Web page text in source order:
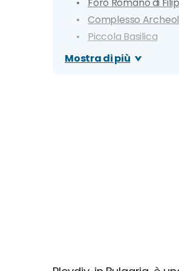
Complesso
Piccola Basilica
Quartiere di Kapana
Mostra di più